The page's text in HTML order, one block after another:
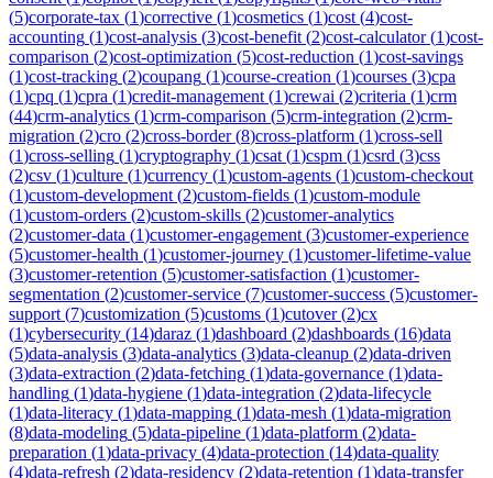
(5)corporate-tax (1)corrective (1)cosmetics (1)cost (4)cost-
accounting (1)cost-analysis (3)cost-benefit (2)cost-calculator(1)cost-
comparison (2)cost-optimization (5)cost-reduction (1)cost-savings
(1)cost-tracking (2)coupang (1)course-creation (1)courses (3)cpa
(1)cpq (1)cpra (1)credit-management (1)crewai (2)criteria (1)crm
(44)crm-analytics (1)crm-comparison (5)crm-integration (2)crm-
migration (2)cro (2)cross-border(8)cross-platform (1)cross-sell
(1)cross-selling (1)cryptography (1)csat (1)cspm (1)csrd (3)css
(2)csv (1)culture (1)currency (1)custom-agents (1)custom-checkout
(1)custom-development (2)custom-fields (1)custom-module
(1)custom-orders (2)custom-skills (2)customer-analytics
(2)customer-data (1)customer-engagement (3)customer-experience
(5)customer-health (1)customer-journey (1)customer-lifetime-value
(3)customer-retention (5)customer-satisfaction (1)customer-
segmentation (2)customer-service (7)customer-success (5)customer-
support (7)customization (5)customs (1)cutover(2)cx
(1)cybersecurity (14)daraz (1)dashboard (2)dashboards (16)data
(5)data-analysis (3)data-analytics (3)data-cleanup (2)data-driven
(3)data-extraction (2)data-fetching (1)data-governance (1)data-
handling (1)data-hygiene (1)data-integration (2)data-lifecycle
(1)data-literacy (1)data-mapping (1)data-mesh (1)data-migration
(8)data-modeling (5)data-pipeline (1)data-platform (2)data-
preparation (1)data-privacy (4)data-protection (14)data-quality
(4)data-refresh (2)data-residency (2)data-retention (1)data-transfer